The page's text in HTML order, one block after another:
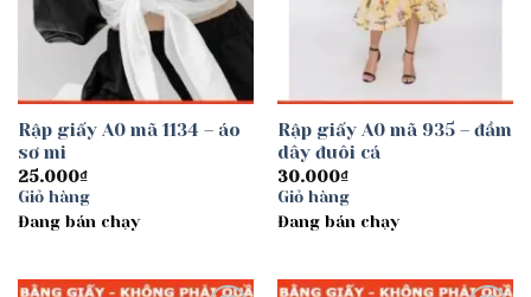
Rập giấy A0 mã 1134 – áo
sơ mi
25.000₫
Giỏ hàng
Đang bán chạy
Rập giấy A0 mã 935 – đầm
dây đuôi cá
30.000₫
Giỏ hàng
Đang bán chạy